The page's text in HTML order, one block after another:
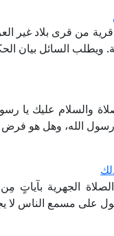
من قرى بلاد غير
ويطلب السائل بيان
والسلام عليك يا
رسول الله، وهل هو
الجهرية بآياتٍ مِن
على مسمع الناس لا